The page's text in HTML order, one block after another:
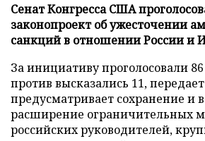
Сенат Конгресса США
законопроект об ужесточении
санкций в отношении России и
За инициативу проголосовали
против высказались 11, передает
предусматривает сохранение и
расширение ограничительных
российских руководителей,